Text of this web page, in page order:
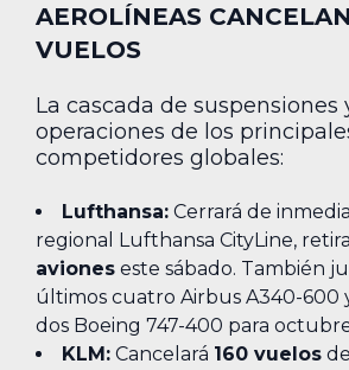
AEROLÍNEAS
VUELOS
La cascada de suspensiones
operaciones de los
competidores globales:
Lufthansa: Cerrará de
regional Lufthansa CityLine,
aviones este sábado. También
últimos cuatro Airbus A340-600
dos Boeing 747-400 para
KLM: Cancelará 160 vuelos